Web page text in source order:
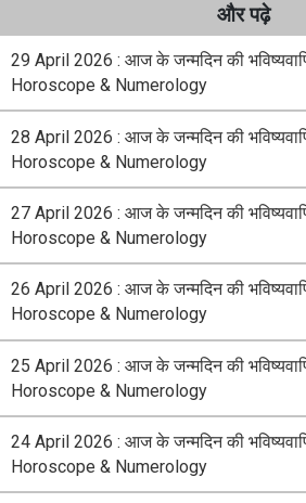
और पढ़े
29 April 2026 : आज के जन्मदिन की
Horoscope & Numerology
28 April 2026 : आज के जन्मदिन की
Horoscope & Numerology
27 April 2026 : आज के जन्मदिन की
Horoscope & Numerology
26 April 2026 : आज के जन्मदिन की
Horoscope & Numerology
25 April 2026 : आज के जन्मदिन की
Horoscope & Numerology
24 April 2026 : आज के जन्मदिन की
Horoscope & Numerology